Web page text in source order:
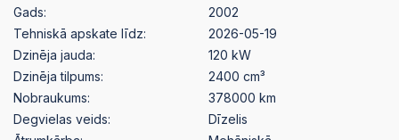
Gads:
2002
Tehniskā apskate līdz:
2026-05-19
Dzinēja jauda:
120 kW
Dzinēja tilpums:
2400 cm³
Nobraukums:
378000 km
Degvielas veids:
Dīzelis